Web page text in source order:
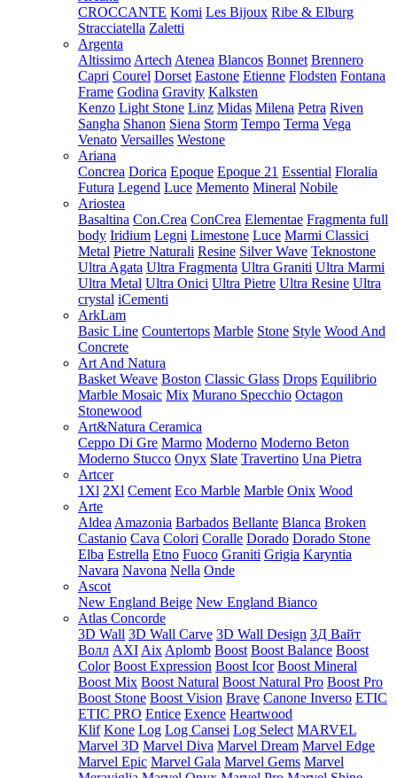
CROCCANTE Komi Les Bijoux Ribe & Elburg
Stracciatella Zaletti
Argenta
Altissimo Artech Atenea Blancos Bonnet Brennero
Capri Courel Dorset Eastone Etienne Flodsten Fontana
Frame Godina Gravity Kalksten
Kenzo Light Stone Linz Midas Milena Petra Riven
Sangha Shanon Siena Storm Tempo Terma Vega
Venato Versailles Westone
Ariana
Concrea Dorica Epoque Epoque 21 Essential Floralia
Futura Legend Luce Memento Mineral Nobile
Ariostea
Basaltina Con.Crea ConCrea Elementae Fragmenta full
body Iridium Legni Limestone Luce Marmi Classici
Metal Pietre Naturali Resine Silver Wave Teknostone
Ultra Agata Ultra Fragmenta Ultra Graniti Ultra Marmi
Ultra Metal Ultra Onici Ultra Pietre Ultra Resine Ultra
crystal iCementi
ArkLam
Basic Line Countertops Marble Stone Style Wood And
Concrete
Art And Natura
Basket Weave Boston Classic Glass Drops Equilibrio
Marble Mosaic Mix Murano Specchio Octagon
Stonewood
Art&Natura Ceramica
Ceppo Di Gre Marmo Moderno Moderno Beton
Moderno Stucco Onyx Slate Travertino Una Pietra
Artcer
1Xl 2Xl Cement Eco Marble Marble Onix Wood
Arte
Aldea Amazonia Barbados Bellante Blanca Broken
Castanio Cava Colori Coralle Dorado Dorado Stone
Elba Estrella Etno Fuoco Graniti Grigia Karyntia
Navara Navona Nella Onde
Ascot
New England Beige New England Bianco
Atlas Concorde
3D Wall 3D Wall Carve 3D Wall Design 3Д Вайт
Волл AXI Aix Aplomb Boost Boost Balance Boost
Color Boost Expression Boost Icor Boost Mineral
Boost Mix Boost Natural Boost Natural Pro Boost Pro
Boost Stone Boost Vision Brave Canone Inverso ETIC
ETIC PRO Entice Exence Heartwood
Klif Kone Log Log Cansei Log Select MARVEL
Marvel 3D Marvel Diva Marvel Dream Marvel Edge
Marvel Epic Marvel Gala Marvel Gems Marvel